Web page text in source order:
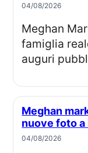
04/08/2026
Meghan Markle compie 45 anni, ma dalla
famiglia
auguri
Meghan markle festeggia 45 anni con
nuove foto
04/08/2026